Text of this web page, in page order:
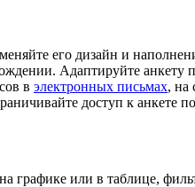
его дизайн и
Адаптируйте анкету
в электронных письмах, на
доступ к
графике или в таблице,